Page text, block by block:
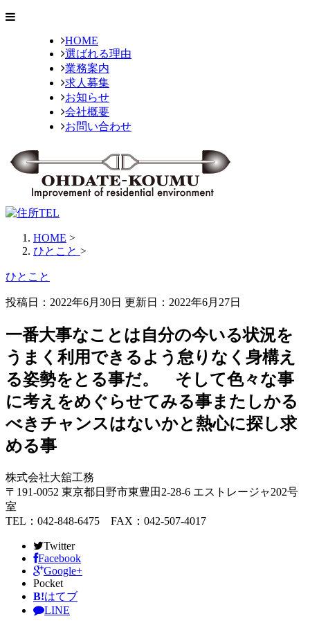
HOME
選ばれる理由
業務案内
求人募集
お知らせ
会社概要
お問い合わせ
HOME >
ひとこと >
ひとこと
投稿日：2022年6月30日 更新日： 2022年6月27日
一番大事なことは自分の今いる状況を
うまく利用できるよう怠りなく身構え
る姿勢をとる事だ。 そして色々な事
に考えをめぐらせてみる事またしかる
べきチャンスはないかと熱心に探し求
める事
株式会社大舘工務
〒191-0052 東京都日野市東豊田2-28-6 エストレージャ202号
室
TEL：042-848-6475 FAX：042-507-4017
Twitter
Facebook
Google+
Pocket
B!はてブ
LINE